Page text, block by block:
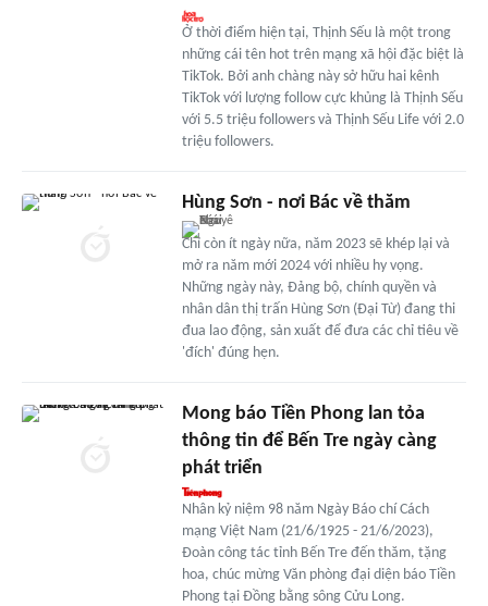
Ở thời điểm hiện tại, Thịnh Sếu là một trong
những cái tên hot trên mạng xã hội đặc biệt là
TikTok. Bởi anh chàng này sở hữu hai kênh
TikTok với lượng follow cực khủng là Thịnh Sếu
với 5.5 triệu followers và Thịnh Sếu Life với 2.0
triệu followers.
Hùng Sơn - nơi Bác về thăm
Chỉ còn ít ngày nữa, năm 2023 sẽ khép lại và
mở ra năm mới 2024 với nhiều hy vọng.
Những ngày này, Đảng bộ, chính quyền và
nhân dân thị trấn Hùng Sơn (Đại Từ) đang thi
đua lao động, sản xuất để đưa các chỉ tiêu về
'đích' đúng hẹn.
Mong báo Tiền Phong lan tỏa
thông tin để Bến Tre ngày càng
phát triển
Nhân kỷ niệm 98 năm Ngày Báo chí Cách
mạng Việt Nam (21/6/1925 - 21/6/2023),
Đoàn công tác tỉnh Bến Tre đến thăm, tặng
hoa, chúc mừng Văn phòng đại diện báo Tiền
Phong tại Đồng bằng sông Cửu Long.